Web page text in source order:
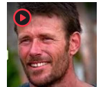
player2